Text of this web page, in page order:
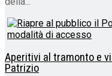
Aperitivi al tramonto e
Patrizio